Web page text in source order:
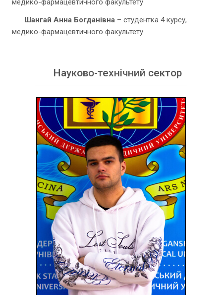
Шангай Анна Богданівна – студентка 4 курсу,
медико-фармацевтичного факультету
Науково-технічний сектор